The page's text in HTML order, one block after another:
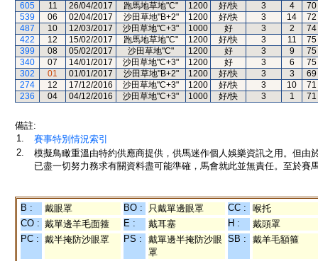
605
11 26/04/2017 跑馬地草地"C" 1200 好/快 3 4
70
539
06 02/04/2017 沙田草地"B+2" 1200 好/快 3 14
72
487
10 12/03/2017 沙田草地"C+3" 1000 好 3 2
74
422
12 15/02/2017 跑馬地草地"C" 1200 好/快 3 11
75
399
08 05/02/2017 沙田草地"C" 1200 好 3 9
75
340
07 14/01/2017 沙田草地"C+3" 1200 好 3 6
75
302
01 01/01/2017 沙田草地"B+2" 1200 好/快 3 3
69
274
12 17/12/2016 沙田草地"C+3" 1200 好/快 3 10
71
236
04 04/12/2016 沙田草地"C+3" 1000 好/快 3 1 71
備註:
1.
賽事特別情況索引
2.
模擬鳥瞰重溫由特約供應商提供，供馬迷作個人娛樂資訊之用。但
已盡一切努力務求有關資料盡可能準確，馬會就此並無責任。至於賽
B : 戴眼罩 BO : 只戴單邊眼罩 CC :
喉托
CO : 戴單邊羊毛面箍 E : 戴耳塞 H :
戴頭罩
PC : 戴半掩防沙眼罩 PS :
戴單邊半掩防沙眼
罩
SB : 戴羊毛額箍